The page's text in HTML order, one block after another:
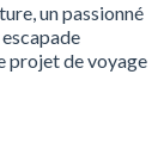
un passionné
projet de voyage